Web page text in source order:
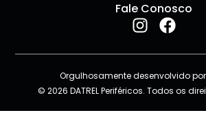
Fale Conosco
© 2026 DATREL Periféricos. Todos os
Orgulhosamente desenvolvido por